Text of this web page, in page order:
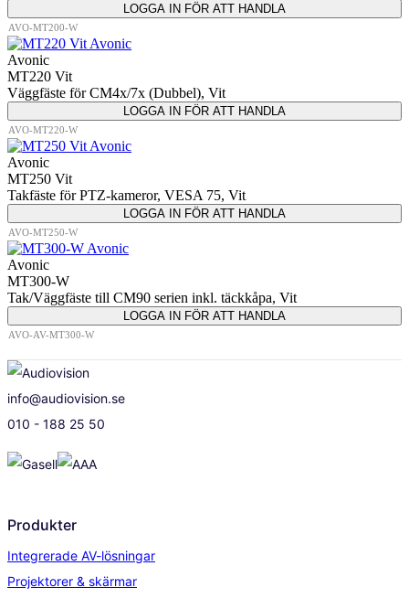
LOGGA IN FÖR ATT HANDLA
AVO-MT200-W
Avonic
MT220 Vit
Väggfäste för CM4x/7x (Dubbel), Vit
LOGGA IN FÖR ATT HANDLA
AVO-MT220-W
Avonic
MT250 Vit
Takfäste för PTZ-kameror, VESA 75, Vit
LOGGA IN FÖR ATT HANDLA
AVO-MT250-W
Avonic
MT300-W
Tak/Väggfäste till CM90 serien inkl. täckkåpa, Vit
LOGGA IN FÖR ATT HANDLA
AVO-AV-MT300-W
info@audiovision.se
010 - 188 25 50
Produkter
Integrerade AV-lösningar
Projektorer & skärmar